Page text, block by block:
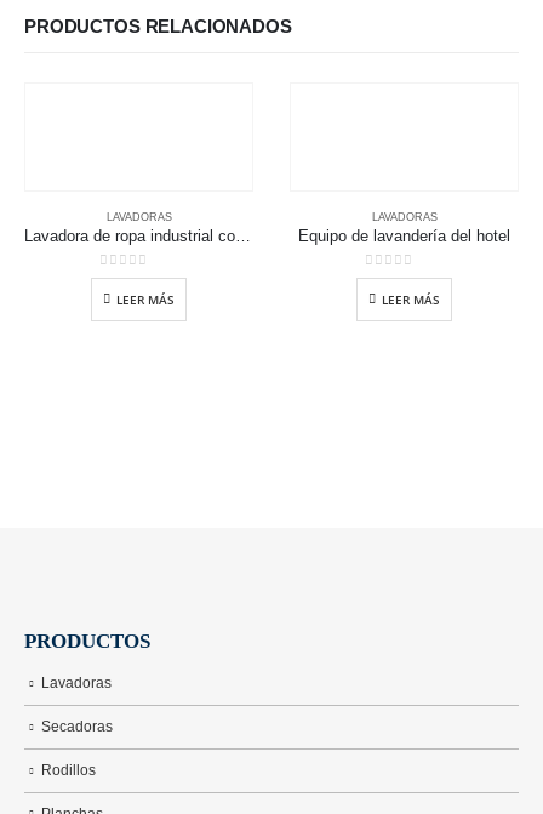
PRODUCTOS RELACIONADOS
LAVADORAS
0out of 5
LEER MÁS
LAVADORAS
Equipo de lavandería del hotel
0out of 5
LEER MÁS
PRODUCTOS
Lavadoras
Secadoras
Rodillos